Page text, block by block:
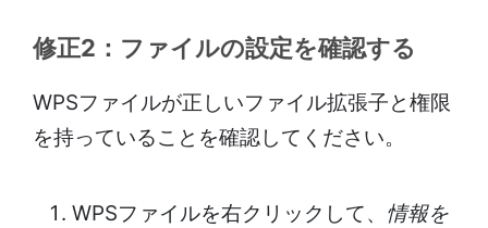
修正2：ファイルの設定を確認する
WPSファイルが正しいファイル拡張子と権限
を持っていることを確認してください。
WPSファイルを右クリックして、 情報を